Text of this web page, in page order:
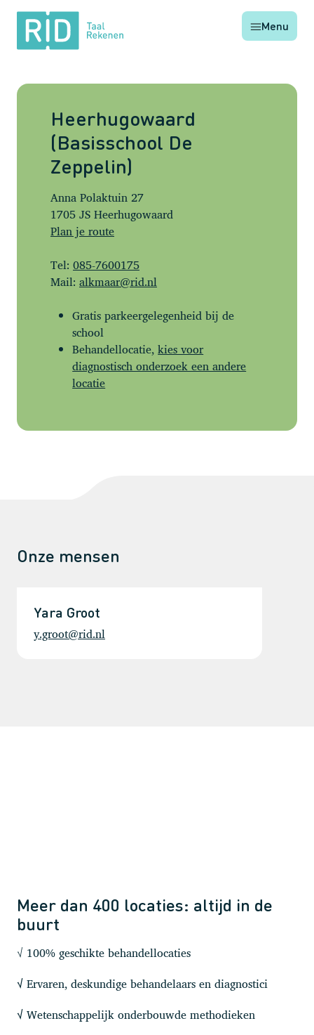
RID
Taal
Rekenen
Menu
Heerhugowaard
(Basisschool De
Zeppelin)
Anna Polaktuin 27
1705 JS Heerhugowaard
Plan je route
Tel: 085-7600175
Mail: alkmaar@rid.nl
Gratis parkeergelegenheid bij de
school
Behandellocatie,kies voor
diagnostisch onderzoek een andere
locatie
Onze mensen
Yara Groot
y.groot@rid.nl
Meer dan 400 locaties: altijd in de
buurt
√ 100% geschikte behandellocaties
√ Ervaren, deskundige behandelaars en diagnostici
√ Wetenschappelijk onderbouwde methodieken